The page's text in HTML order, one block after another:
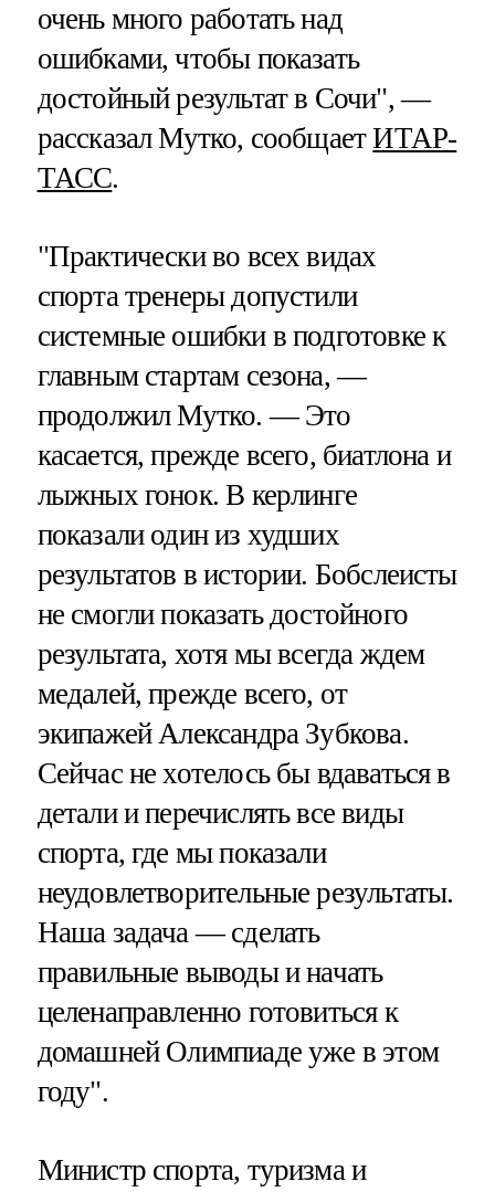
очень много работать над
ошибками, чтобы показать
достойный результат в Сочи", —
рассказал Мутко, сообщаетИТАР-
ТАСС.
"Практически во всех видах
спорта тренеры допустили
системные ошибки в подготовке к
главным стартам сезона, —
продолжил Мутко. — Это
касается, прежде всего, биатлона и
лыжных гонок. В керлинге
показали один из худших
результатов в истории. Бобслеисты
не смогли показать достойного
результата, хотя мы всегда ждем
медалей, прежде всего, от
экипажей Александра Зубкова.
Сейчас не хотелось бы вдаваться в
детали и перечислять все виды
спорта, где мы показали
неудовлетворительные результаты.
Наша задача — сделать
правильные выводы и начать
целенаправленно готовиться к
домашней Олимпиаде уже в этом
году".
Министр спорта, туризма и